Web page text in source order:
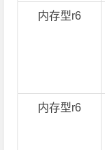
内存型r6
内存型r6